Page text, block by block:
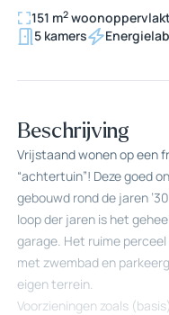
151 m2
5 kamers
Beschrijving
Vrijstaand wonen op een
“achtertuin”! Deze goed
gebouwd rond de jaren
loop der jaren is het
garage. Het ruime
met zwembad en
eigen terrein.
Voorzieningen zoals